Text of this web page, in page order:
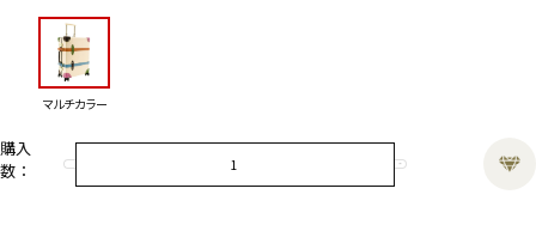
マルチカラー
購入
数：